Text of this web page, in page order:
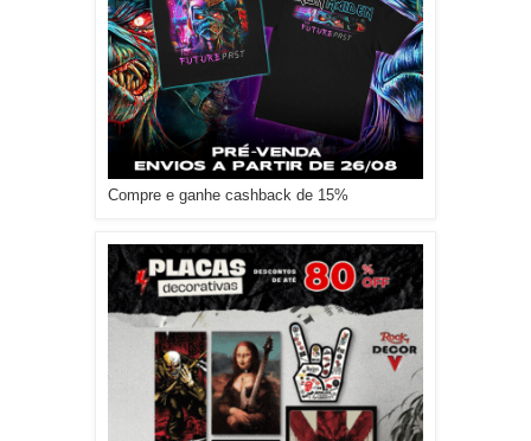
Compre e ganhe cashback de 15%